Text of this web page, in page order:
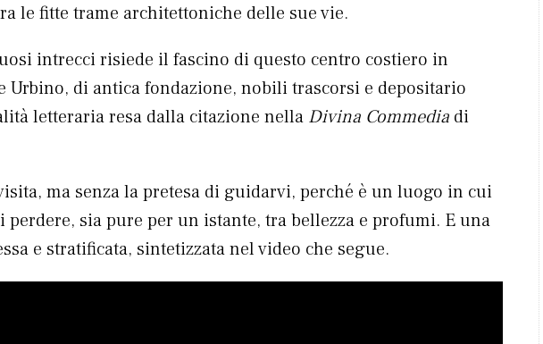
le fitte trame architettoniche delle sue vie.
intrecci risiede il fascino di questo centro costiero in
Urbino, di antica fondazione, nobili trascorsi e depositario
letteraria resa dalla citazione nella Divina Commedia di
ma senza la pretesa di guidarvi, perché è un luogo in cui
perdere, sia pure per un istante, tra bellezza e profumi. E una
e stratificata, sintetizzata nel video che segue.